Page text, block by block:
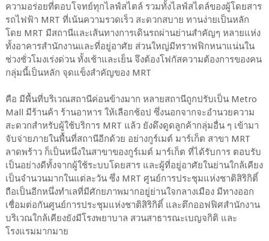
ความอร่อยที่ตอบโจทย์ทุกไลฟ์สไตล์ รวมทั้งไลฟ์สไตล์ของผู้โดยสาร
รถไฟฟ้า MRT ที่เน้นความรวดเร็ว สะดวกสบาย ทานง่ายเป็นหลัก
โดย MRT มีสถานีและเส้นทางการเดินรถผ่านย่านสำคัญๆ หลายแห่ง
ทั้งอาคารสำนักงานและที่อยู่อาศัย ส่วนใหญ่มีทราฟฟิกหนาแน่นใน
ช่วงชั่วโมงเร่งด่วน ทั้งเช้าและเย็น จึงต้องโฟกัสความต้องการของคน
กลุ่มนี้เป็นหลัก จุดแข็งสำคัญของ MRT
คือ มีพื้นที่บริเวณสถานีค่อนข้างมาก หลายสถานีถูกปรับเป็น Metro
Mall มีร้านค้า ร้านอาหาร ให้เลือกช้อป ซึ่งนอกจากจะอำนวยความ
สะดวกสำหรับผู้ใช้บริการ MRT แล้ว ยังดึงดูดลูกค้ากลุ่มอื่น ๆ เข้ามา
จับจ่ายภายในพื้นที่สถานีอีกด้วย อย่างกูร์เมต์ มาร์เก็ต สาขา MRT
ลาดพร้าว ก็เป็นหนึ่งในสาขาของกูร์เมต์ มาร์เก็ต ที่ได้รับการ ตอบรับ
เป็นอย่างดีทั้งจากผู้ใช้ระบบโดยสาร และผู้ที่อยู่อาศัยในย่านใกล้เคียง
เป็นจำนวนมากในแต่ละวัน ซึ่ง MRT ศูนย์การประชุมแห่งชาติสิริกิติ์
ถือเป็นอีกหนึ่งทำเลที่มีศักยภาพมากอยู่ย่านใจกลางเมือง มีทางออก
เชื่อมต่อกันศูนย์การประชุมแห่งชาติสิริกิติ์ และตึกออฟฟิศสำนักงาน
บริเวณใกล้เคียงยังมีโรงพยาบาล สวนสาธารณะเบญจกิติ และ
โรงแรมมากมาย